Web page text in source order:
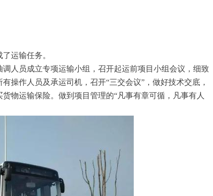
运输任务。
人员成立专项运输小组，召开起运前项目小组会议，细致
操作人员及承运司机，召开“三交会议”，做好技术交底，
物运输保险。做到项目管理的“凡事有章可循，凡事有人